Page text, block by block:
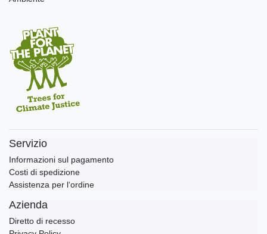
Servizio
Informazioni sul pagamento
Costi di spedizione
Assistenza per l‘ordine
Azienda
Diretto di recesso